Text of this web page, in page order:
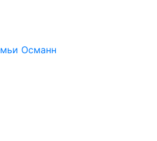
Османн